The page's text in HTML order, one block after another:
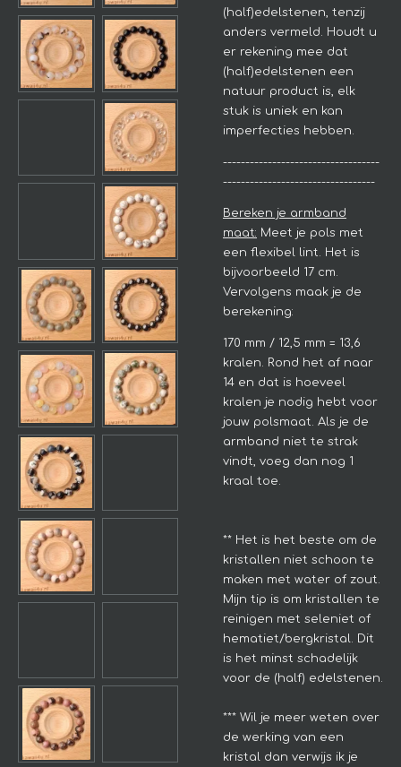
(half)edelstenen, tenzij
anders vermeld. Houdt u
er rekening mee dat
(half)edelstenen een
natuur product is, elk
stuk is uniek en kan
imperfecties hebben.
-----------------------------------
----------------------------------
Bereken je armband
maat: Meet je pols met
een flexibel lint. Het is
bijvoorbeeld 17 cm.
Vervolgens maak je de
berekening:
170 mm / 12,5 mm = 13,6
kralen. Rond het af naar
14 en dat is hoeveel
kralen je nodig hebt voor
jouw polsmaat. Als je de
armband niet te strak
vindt, voeg dan nog 1
kraal toe.
** Het is het beste om de
kristallen niet schoon te
maken met water of zout.
Mijn tip is om kristallen te
reinigen met seleniet of
hematiet/bergkristal. Dit
is het minst schadelijk
voor de (half) edelstenen.
*** Wil je meer weten over
de werking van een
kristal dan verwijs ik je